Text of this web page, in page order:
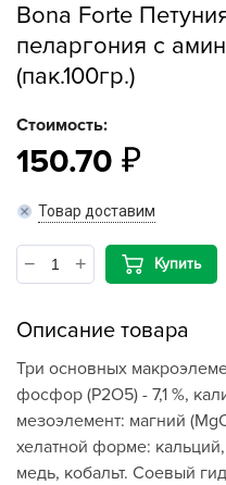
Bona Forte
пеларгония с
(пак.100гр.)
Стоимость:
150.70
Товар доставим
Купить
Описание товара
Три основных
фосфор (P2O5) - 7,1 %,
мезоэлемент: магний
хелатной форме:
медь, кобальт. Соевый